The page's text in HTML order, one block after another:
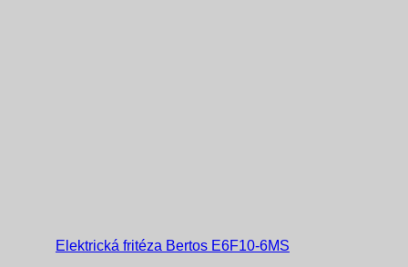
Elektrická fritéza Bertos E6F10-6MS